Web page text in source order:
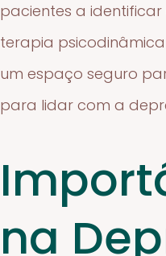
pacientes a
terapia
um espaço seguro
para lidar com a
na